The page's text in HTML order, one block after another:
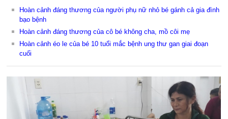
Hoàn cảnh đáng thương của người phụ nữ nhỏ bé gánh cả gia đình
bạo bệnh
Hoàn cảnh đáng thương của cô bé không cha, mồ côi mẹ
Hoàn cảnh éo le của bé 10 tuổi mắc bệnh ung thư gan giai đoạn
cuối